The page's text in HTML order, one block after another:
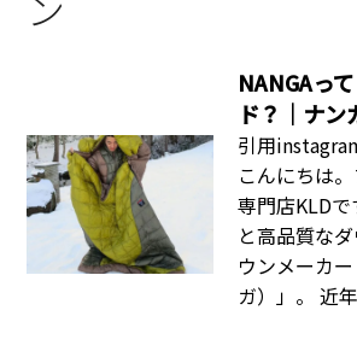
NANGAっ
ド？｜ナン
引用
こんにちは
専門店KLD
と高品質な
ウンメーカ
ガ）」。 近